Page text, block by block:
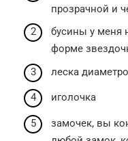
прозрачной и
бусины у меня
форме
леска
иголочка
замочек, вы